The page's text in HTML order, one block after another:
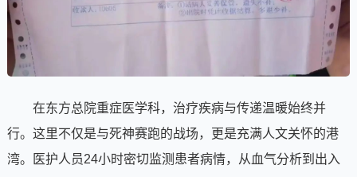
在东方总院重症医学科，治疗疾病与传递温暖始终并
行。这里不仅是与死神赛跑的战场，更是充满人文关怀的港
湾。医护人员24小时密切监测患者病情，从血气分析到出入